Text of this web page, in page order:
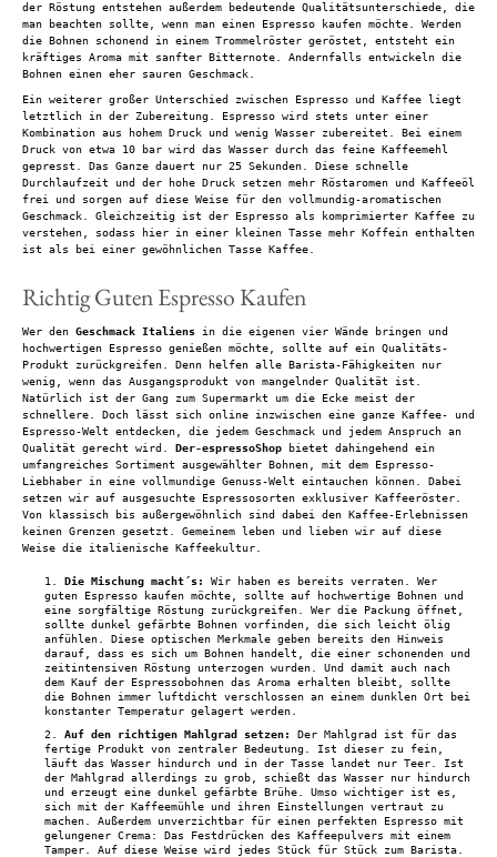
der Röstung entstehen außerdem bedeutende Qualitätsunterschiede, die
man beachten sollte, wenn man einen Espresso kaufen möchte. Werden
die Bohnen schonend in einem Trommelröster geröstet, entsteht ein
kräftiges Aroma mit sanfter Bitternote. Andernfalls entwickeln die
Bohnen einen eher sauren Geschmack.
Ein weiterer großer Unterschied zwischen Espresso und Kaffee liegt
letztlich in der Zubereitung. Espresso wird stets unter einer
Kombination aus hohem Druck und wenig Wasser zubereitet. Bei einem
Druck von etwa 10 bar wird das Wasser durch das feine Kaffeemehl
gepresst. Das Ganze dauert nur 25 Sekunden. Diese schnelle
Durchlaufzeit und der hohe Druck setzen mehr Röstaromen und Kaffeeöl
frei und sorgen auf diese Weise für den vollmundig-aromatischen
Geschmack. Gleichzeitig ist der Espresso als komprimierter Kaffee zu
verstehen, sodass hier in einer kleinen Tasse mehr Koffein enthalten
ist als bei einer gewöhnlichen Tasse Kaffee.
Richtig Guten Espresso Kaufen
Wer den Geschmack Italiens in die eigenen vier Wände bringen und
hochwertigen Espresso genießen möchte, sollte auf ein Qualitäts-
Produkt zurückgreifen. Denn helfen alle Barista-Fähigkeiten nur
wenig, wenn das Ausgangsprodukt von mangelnder Qualität ist.
Natürlich ist der Gang zum Supermarkt um die Ecke meist der
schnellere. Doch lässt sich online inzwischen eine ganze Kaffee- und
Espresso-Welt entdecken, die jedem Geschmack und jedem Anspruch an
Qualität gerecht wird. Der-espressoShop bietet dahingehend ein
umfangreiches Sortiment ausgewählter Bohnen, mit dem Espresso-
Liebhaber in eine vollmundige Genuss-Welt eintauchen können. Dabei
setzen wir auf ausgesuchte Espressosorten exklusiver Kaffeeröster.
Von klassisch bis außergewöhnlich sind dabei den Kaffee-Erlebnissen
keinen Grenzen gesetzt. Gemeinem leben und lieben wir auf diese
Weise die italienische Kaffeekultur.
Die Mischung macht´s:
Wir haben es bereits verraten. Wer
guten Espresso kaufen möchte, sollte auf hochwertige Bohnen und
eine sorgfältige Röstung zurückgreifen. Wer die Packung öffnet,
sollte dunkel gefärbte Bohnen vorfinden, die sich leicht ölig
anfühlen. Diese optischen Merkmale geben bereits den Hinweis
darauf, dass es sich um Bohnen handelt, die einer schonenden und
zeitintensiven Röstung unterzogen wurden. Und damit auch nach
dem Kauf der Espressobohnen das Aroma erhalten bleibt, sollte
die Bohnen immer luftdicht verschlossen an einem dunklen Ort bei
konstanter Temperatur gelagert werden.
Auf den richtigen Mahlgrad setzen:
Der Mahlgrad ist für das
fertige Produkt von zentraler Bedeutung. Ist dieser zu fein,
läuft das Wasser hindurch und in der Tasse landet nur Teer. Ist
der Mahlgrad allerdings zu grob, schießt das Wasser nur hindurch
und erzeugt eine dunkel gefärbte Brühe. Umso wichtiger ist es,
sich mit der Kaffeemühle und ihren Einstellungen vertraut zu
machen. Außerdem unverzichtbar für einen perfekten Espresso mit
gelungener Crema: Das Festdrücken des Kaffeepulvers mit einem
Tamper. Auf diese Weise wird jedes Stück für Stück zum Barista.